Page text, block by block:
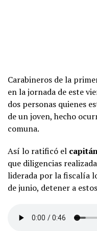
Carabineros de la
en la jornada de este
dos personas quienes
de un joven, hecho
comuna.
Así lo ratificó el
que diligencias
liderada por la fiscalía
de junio, detener a